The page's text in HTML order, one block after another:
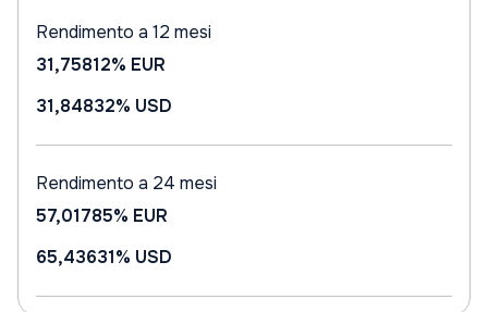
Rendimento a 12 mesi
31,75812% EUR
31,84832% USD
Rendimento a 24 mesi
57,01785% EUR
65,43631% USD